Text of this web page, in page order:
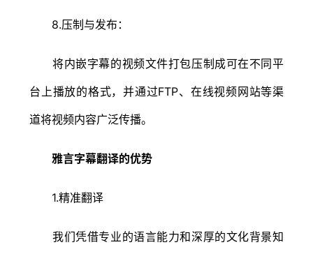
8.压制与发布：
将内嵌字幕的视频文件打包压制成可在不同平
台上播放的格式，并通过FTP、在线视频网站等渠
道将视频内容广泛传播。
雅言字幕翻译的优势
1.精准翻译
我们凭借专业的语言能力和深厚的文化背景知